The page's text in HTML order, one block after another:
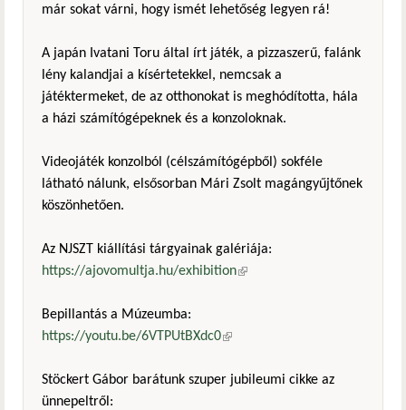
már sokat várni, hogy ismét lehetőség legyen rá!
A japán Ivatani Toru által írt játék, a pizzaszerű, falánk
lény kalandjai a kísértetekkel, nemcsak a
játéktermeket, de az otthonokat is meghódította, hála
a házi számítógépeknek és a konzoloknak.
Videojáték konzolból (célszámítógépből) sokféle
látható nálunk, elsősorban Mári Zsolt magángyűjtőnek
köszönhetően.
Az NJSZT kiállítási tárgyainak galériája:
https://ajovomultja.hu/exhibition(külső hivatkozás)
Bepillantás a Múzeumba:
https://youtu.be/6VTPUtBXdc0(külső hivatkozás)
Stöckert Gábor barátunk szuper jubileumi cikke az
ünnepeltről: